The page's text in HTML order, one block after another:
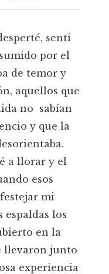
sentí
por el
de temor y
aquellos que
no sabían
y que la
a llorar y el
esos
mi
espaldas los
en la
llevaron junto
experiencia